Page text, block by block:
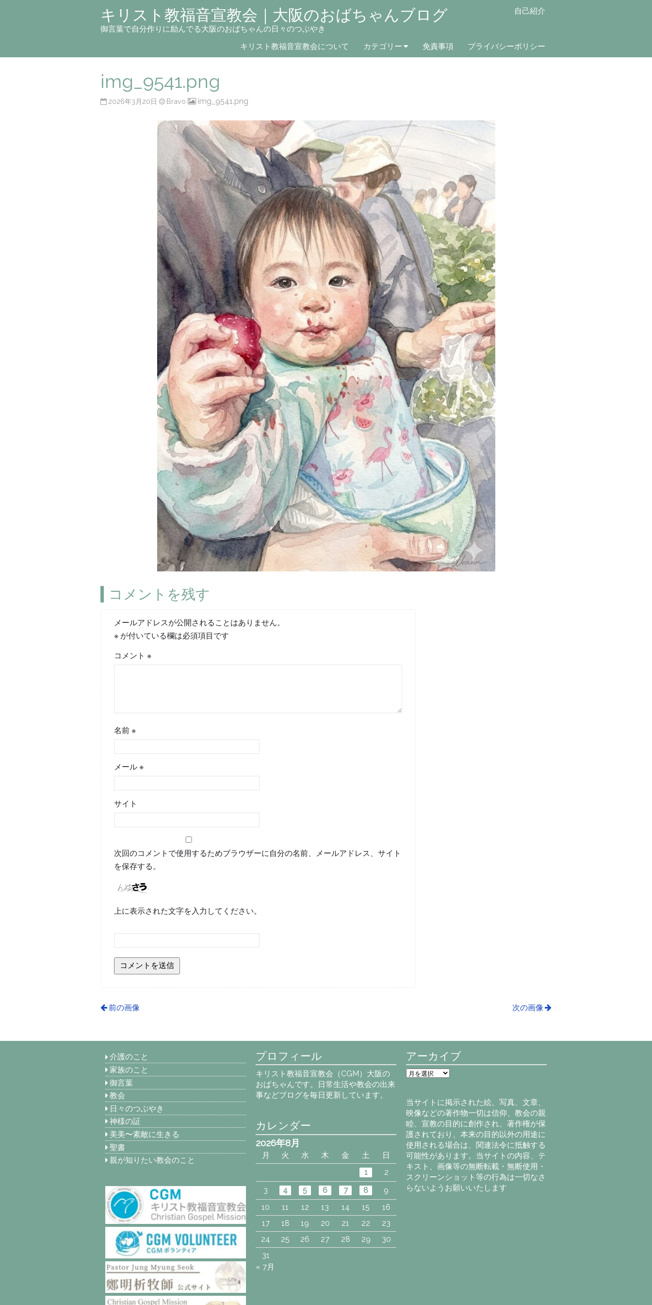
キリスト教福音宣教会｜大阪のおばちゃんブログ
御言葉で自分作りに励んでる大阪のおばちゃんの日々のつぶやき
自己紹介
キリスト教福音宣教会について カテゴリー 免責事項 プライバシーポリシー
img_9541.png
2026年3月20日 Bravo img_9541.png
コメントを残す
メールアドレスが公開されることはありません。
※ が付いている欄は必須項目です
コメント※
名前※
メール※
サイト
次回のコメントで使用するためブラウザーに自分の名前、メールアドレス、サイト
を保存する。
上に表示された文字を入力してください。
次の画像
前の画像
介護のこと
家族のこと
御言葉
教会
日々のつぶやき
神様の証
美美〜素敵に生きる
聖書
親が知りたい教会のこと
プロフィール
キリスト教福音宣教会（CGM）大阪の
おばちゃんです。日常生活や教会の出来
事などブログを毎日更新しています。
アーカイブ
ア
ー
ブ
当サイトに掲示された絵、写真、文章、
映像などの著作物一切は信仰、教会の親
睦、宣教の目的に創作され、著作権が保
護されており、本来の目的以外の用途に
使用される場合は、関連法令に抵触する
可能性があります。当サイトの内容、テ
キスト、画像等の無断転載・無断使用・
スクリーンショット等の行為は一切なさ
らないようお願いいたします
カレンダー
2026年8月
月 火 水 木 金 土
日
1
2
3
4 5 6 7 8
9
10
11 12 13 14 15
16
17
18 19 20 21 22
23
24
25 26 27 28 29
30
31
« 7月